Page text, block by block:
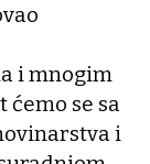
i mnogim
se sa
i